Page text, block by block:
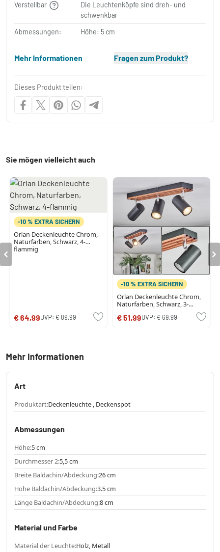
Verstellbar
Die Leuchtenköpfe sind dreh- und
schwenkbar
Abmessungen:
Höhe: 5 cm
Mehr Informationen Fragen zum Produkt?
Dieses Produkt teilen:
Sie mögen vielleicht auch
-10 % EXTRA SICHERN
Orlan Deckenleuchte Chrom,
Naturfarben, Schwarz, 4-
flammig
€ 64,99UVP:€ 89,99
-10 % EXTRA SICHERN
Orlan Deckenleuchte Chrom,
Naturfarben, Schwarz, 3-
€ 51,99UVP:€ 69,99
Mehr Informationen
Art
Produktart:Deckenleuchte , Deckenspot
Abmessungen
Höhe:5 cm
Durchmesser 2:5,5 cm
Breite Baldachin/Abdeckung:26 cm
Höhe Baldachin/Abdeckung:3.5 cm
Länge Baldachin/Abdeckung:8 cm
Material und Farbe
Material der Leuchte:Holz, Metall